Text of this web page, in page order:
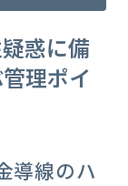
惑に備
理ポイ
導線のハ